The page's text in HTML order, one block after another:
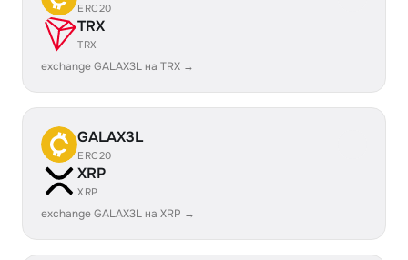
ERC20
TRX
TRX
exchange GALAX3L на TRX →
GALAX3L
ERC20
XRP
XRP
exchange GALAX3L на XRP →